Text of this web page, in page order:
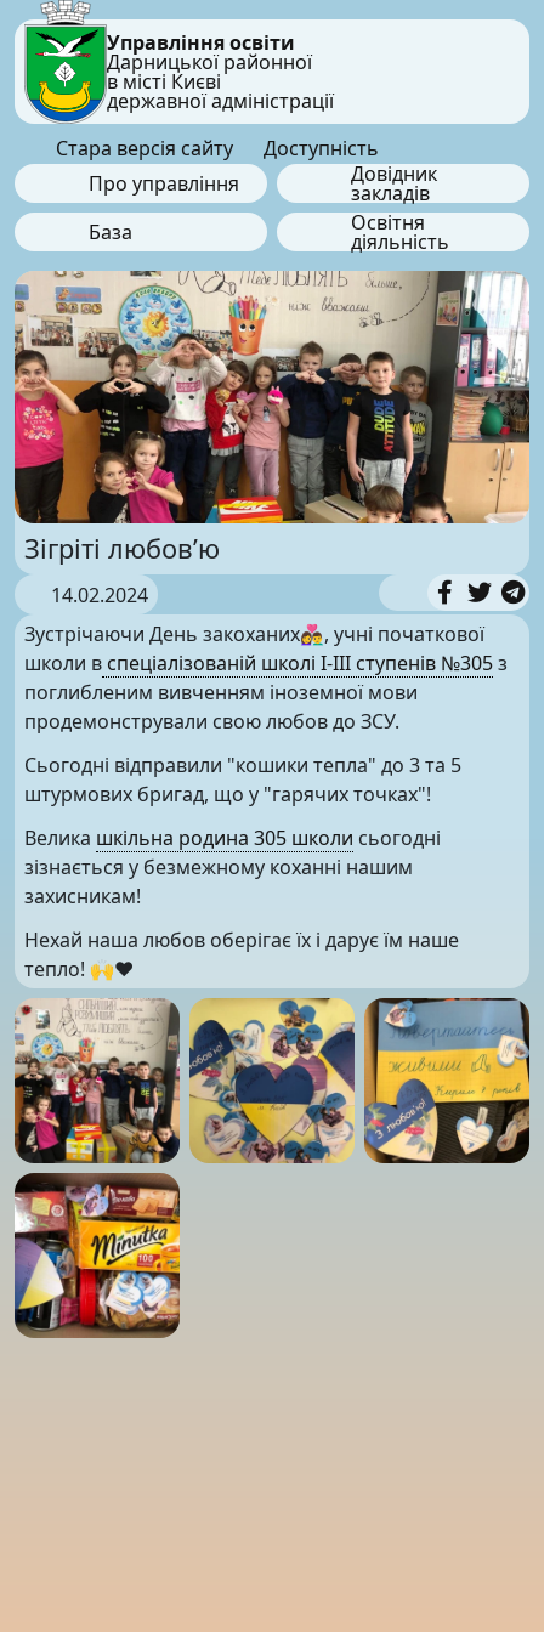
Управління освіти
Дарницької районної
в місті Києві
державної адміністрації
Стара версія сайту
Доступність
Про управління
Довідник
закладів
База
Освітня
діяльність
Зігріті любов’ю
14.02.2024
Зустрічаючи День закоханих👩‍❤️‍👨, учні початкової
школи в спеціалізованій школі І-ІІІ ступенів №305з
поглибленим вивченням іноземної мови
продемонстрували свою любов до ЗСУ.
Сьогодні відправили "кошики тепла" до 3 та 5
штурмових бригад, що у "гарячих точках"!
Велика шкільна родина 305 школи сьогодні
зізнається у безмежному коханні нашим
захисникам!
Нехай наша любов оберігає їх і дарує їм наше
тепло! 🙌❤️